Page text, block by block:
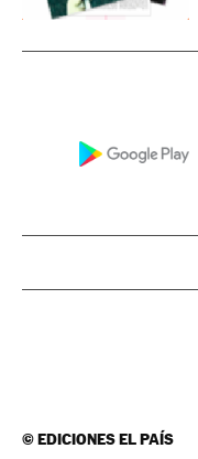
©EDICIONES EL PAÍS